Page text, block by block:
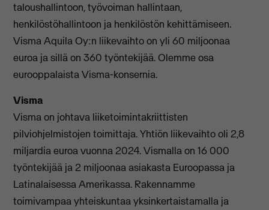
taloushallintoon, työvoiman hallintaan,
henkilöstöhallintoon ja henkilöstön kehittämiseen.
Visma Aquila Oy:n liikevaihto on yli 60 miljoonaa
euroa ja sillä on 360 työntekijää. Olemme osa
eurooppalaista Visma-konsernia.
Visma
Visma on johtava liiketoimintakriittisten
pilviohjelmistojen toimittaja. Yhtiön liikevaihto oli 2,8
miljardia euroa vuonna 2024. Vismalla on 16 000
työntekijää ja 2 miljoonaa asiakasta Euroopassa ja
Latinalaisessa Amerikassa. Rakennamme
toimivampaa yhteiskuntaa yksinkertaistamalla ja